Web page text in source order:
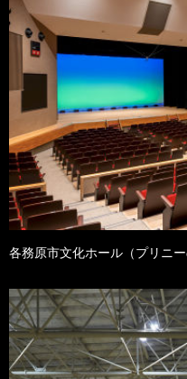
各務原市文化ホール（プリニー